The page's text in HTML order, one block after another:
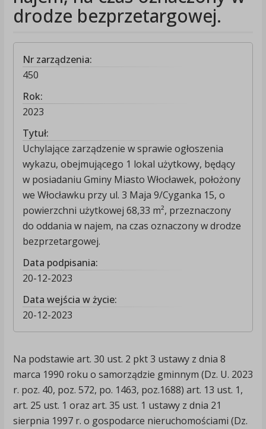
drodze bezprzetargowej.
Nr zarządzenia:
450
Rok:
2023
Tytuł:
Uchylające zarządzenie w sprawie ogłoszenia
wykazu, obejmującego 1 lokal użytkowy, będący
w posiadaniu Gminy Miasto Włocławek, położony
we Włocławku przy ul. 3 Maja 9/Cyganka 15, o
powierzchni użytkowej 68,33 m², przeznaczony
do oddania w najem, na czas oznaczony w drodze
bezprzetargowej.
Data podpisania:
20-12-2023
Data wejścia w życie:
20-12-2023
Na podstawie art. 30 ust. 2 pkt 3 ustawy z dnia 8
marca 1990 roku o samorządzie gminnym (Dz. U. 2023
r. poz. 40, poz. 572, po. 1463, poz.1688) art. 13 ust. 1,
art. 25 ust. 1 oraz art. 35 ust. 1 ustawy z dnia 21
sierpnia 1997 r. o gospodarce nieruchomościami (Dz.